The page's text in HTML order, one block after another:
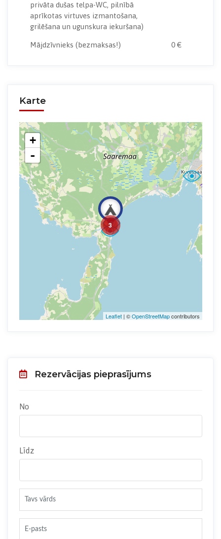
privāta dušas telpa-WC, pilnībā
aprīkotas virtuves izmantošana,
grilēšana un ugunskura iekuršana)
Mājdzīvnieks (bezmaksas!) 0 €
Karte
3
+
-
Leaflet| ©OpenStreetMapcontributors
Rezervācijas pieprasījums
No
Līdz